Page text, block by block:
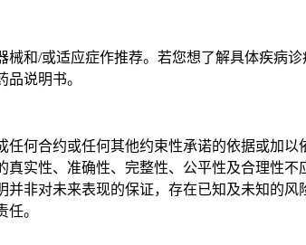
和/或适应症作推荐。若您想了解具体疾病
说明书。
何合约或任何其他约束性承诺的依据或加
实性、准确性、完整性、公平性及合理性
非对未来表现的保证，存在已知及未知的
。